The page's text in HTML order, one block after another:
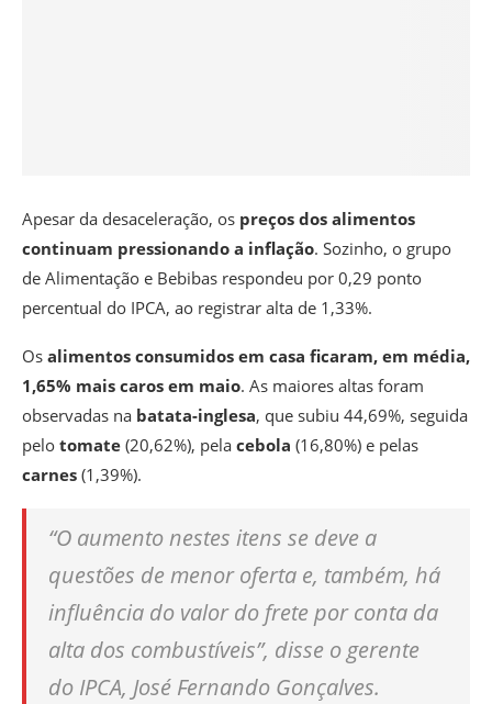
Apesar da desaceleração, os preços dos alimentos
continuam pressionando a inflação. Sozinho, o grupo
de Alimentação e Bebibas respondeu por 0,29 ponto
percentual do IPCA, ao registrar alta de 1,33%.
Os alimentos consumidos em casa ficaram, em média,
1,65% mais caros em maio. As maiores altas foram
observadas na batata-inglesa, que subiu 44,69%, seguida
pelo tomate (20,62%), pela cebola (16,80%) e pelas
carnes (1,39%).
“O aumento nestes itens se deve a
questões de menor oferta e, também, há
influência do valor do frete por conta da
alta dos combustíveis”, disse o gerente
do IPCA, José Fernando Gonçalves.